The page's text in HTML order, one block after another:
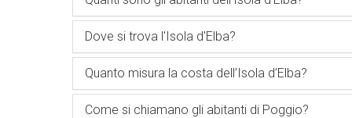
Dove si trova l'Isola d'Elba?
Quanto misura la costa dell’Isola d’Elba?
Come si chiamano gli abitanti di Poggio?